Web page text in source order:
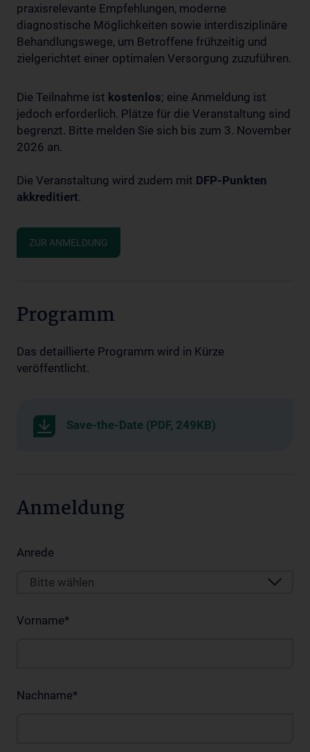
praxisrelevante Empfehlungen, moderne
diagnostische Möglichkeiten sowie interdisziplinäre
Behandlungswege, um Betroffene frühzeitig und
zielgerichtet einer optimalen Versorgung zuzuführen.
Die Teilnahme ist kostenlos; eine Anmeldung ist
jedoch erforderlich. Plätze für die Veranstaltung sind
begrenzt. Bitte melden Sie sich bis zum 3. November
2026 an.
Die Veranstaltung wird zudem mit DFP-Punkten
akkreditiert.
ZUR ANMELDUNG
Programm
Das detaillierte Programm wird in Kürze
veröffentlicht.
Save-the-Date (PDF, 249KB)
Anmeldung
Anrede
Bitte wählen
Vorname*
Nachname*